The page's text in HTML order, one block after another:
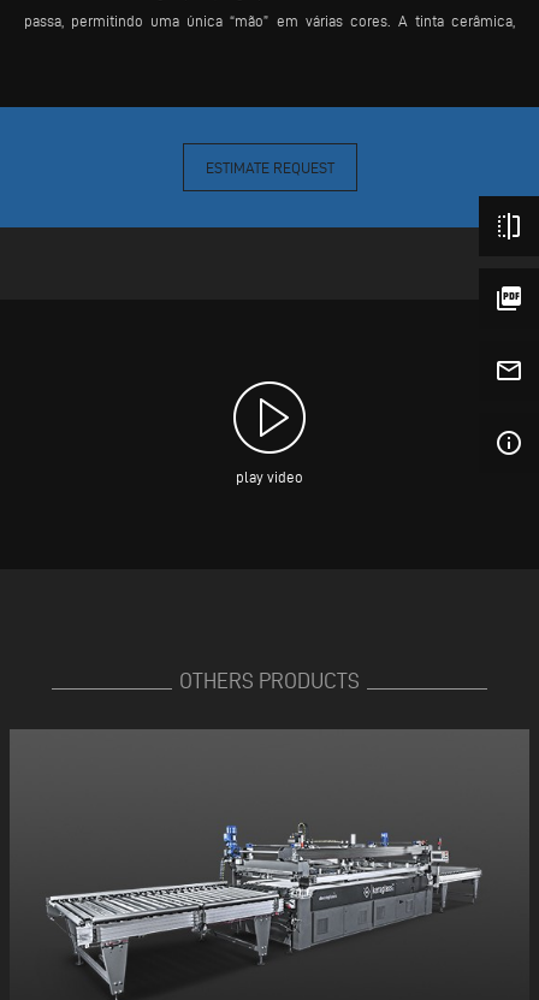
passa, permitindo uma única “mão” em várias cores. A tinta cerâmica,
flexibilidade de utilização.
ESTIMATE REQUEST
flip
picture_as_pdf
mail_outline
info_outline
play video
OTHERS PRODUCTS